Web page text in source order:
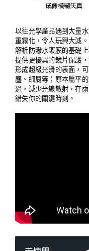
以往光學產品遇到大量
重霧化，令人玩興大減
解析防潑水鍍膜的基礎
提供更優異的鏡片保護
形成超級光滑的表面，
塵、細屑等；原本扁平
過，減少光線散射，在
錯失你的關鍵時刻。